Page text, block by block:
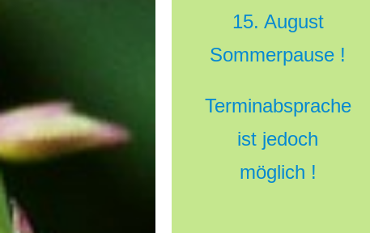
15. August
Sommerpause !
Terminabsprache
ist jedoch
möglich !